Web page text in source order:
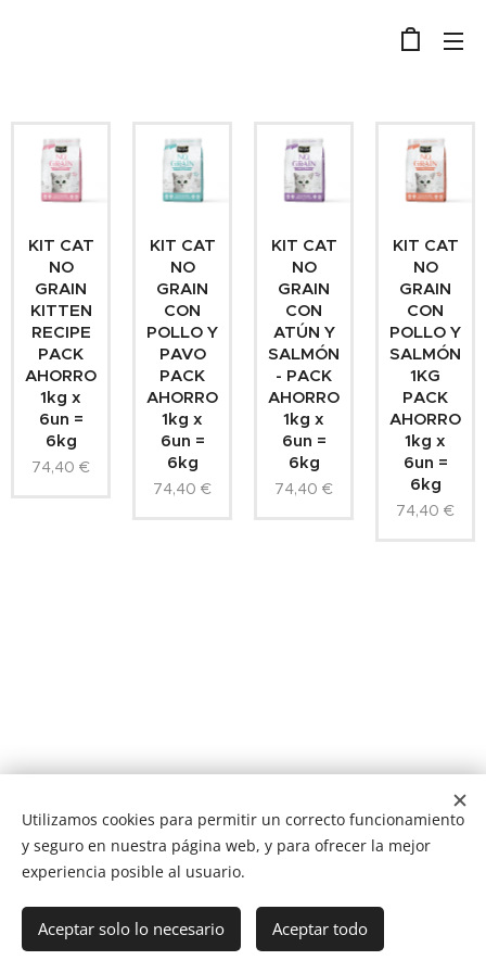
KIT CAT
NO
GRAIN
KITTEN
RECIPE
PACK
AHORRO
1kg x
6un =
6kg
74,40 €
KIT CAT
NO
GRAIN
CON
POLLO Y
PAVO
PACK
AHORRO
1kg x
6un =
6kg
74,40 €
KIT CAT
NO
GRAIN
CON
ATÚN Y
SALMÓN
- PACK
AHORRO
1kg x
6un =
6kg
74,40 €
KIT CAT
NO
GRAIN
CON
POLLO Y
SALMÓN
1KG
PACK
AHORRO
1kg x
6un =
6kg
74,40 €
NUCAN mascotas
Tf.666351543 Cookies
Utilizamos cookies para permitir un correcto funcionamiento
y seguro en nuestra página web, y para ofrecer la mejor
experiencia posible al usuario.
Aceptar solo lo necesario Aceptar todo